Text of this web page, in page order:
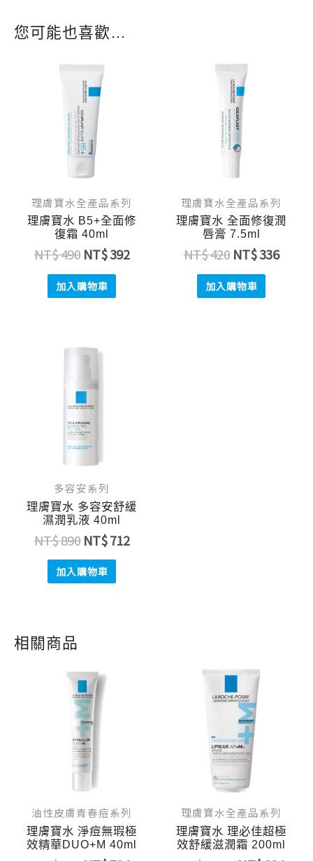
您可能也喜歡…
理膚寶水全產品系列
理膚寶水 B5+全面修
復霜 40ml
NT$490
始
價
格：
NT$ 490。
NT$392
加入購物車
理膚寶水全產品系列
理膚寶水 全面修復潤
唇膏 7.5ml
NT$420
原
始
價
格：
NT$ 420。
NT$336
加入購物車
多容安系列
理膚寶水 多容安舒緩
濕潤乳液 40ml
NT$890
原
始
價
格：
NT$ 890。
NT$712
加入購物車
相關商品
油性皮膚青春痘系列
理膚寶水 淨痘無瑕極
效精華DUO+M 40ml
原
始
價
格：
NT$ 980。
理膚寶水全產品系列
理膚寶水 理必佳超極
效舒緩滋潤霜 200ml
原
價
格：
NT$ 1,030。